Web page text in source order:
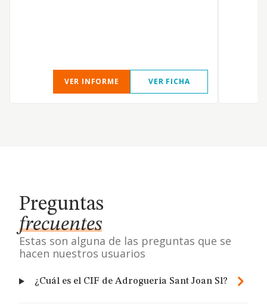
VER INFORME VER FICHA
Preguntas
frecuentes
Estas son alguna de las preguntas que se
hacen nuestros usuarios
¿Cuál es el CIF de Adrogueria Sant Joan Sl?